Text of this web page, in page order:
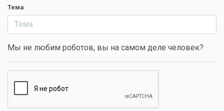
Тема
Мы не любим роботов, вы на самом деле человек?